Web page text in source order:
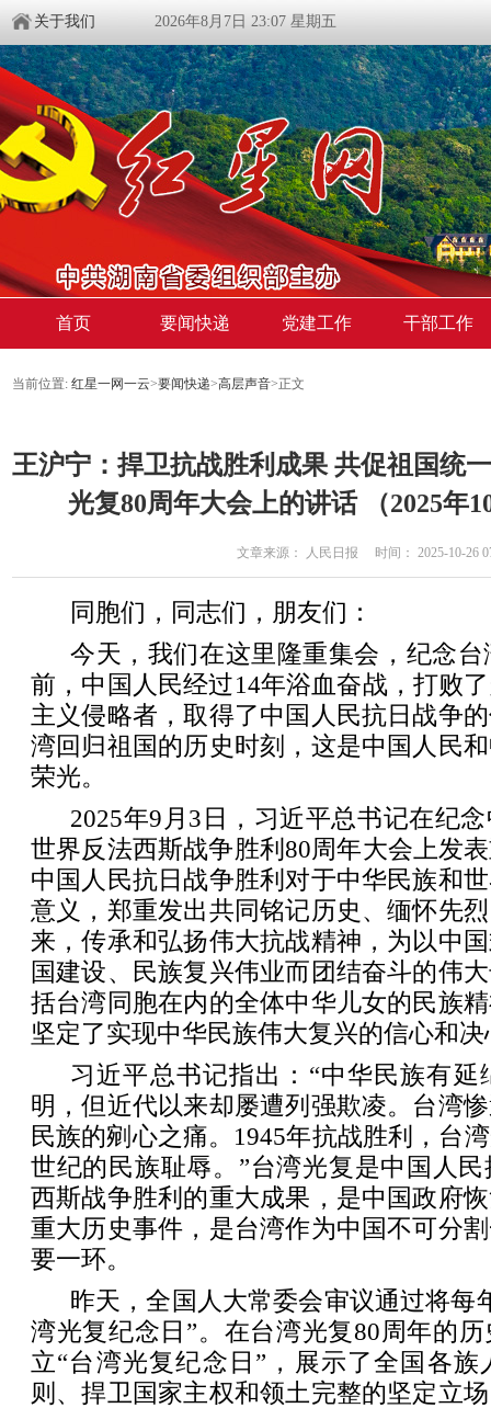
关于我们 2026年8月7日 23:07 星期五
首页 要闻快递 党建工作 干部工作
当前位置: 红星一网一云>要闻快递>高层声音>正文
王沪宁：捍卫抗战胜利成果 共促祖国
光复80周年大会上的讲话 （2025年
文章来源： 人民日报 时间： 2025-10-26
同胞们，同志们，朋友们：
今天，我们在这里隆重集会，纪念
前，中国人民经过14年浴血奋战，打败
主义侵略者，取得了中国人民抗日战争
湾回归祖国的历史时刻，这是中国人民
荣光。
2025年9月3日，习近平总书记在纪
世界反法西斯战争胜利80周年大会上发
中国人民抗日战争胜利对于中华民族和
意义，郑重发出共同铭记历史、缅怀先
来，传承和弘扬伟大抗战精神，为以中
国建设、民族复兴伟业而团结奋斗的伟
括台湾同胞在内的全体中华儿女的民族
坚定了实现中华民族伟大复兴的信心和决
习近平总书记指出：“中华民族有延
明，但近代以来却屡遭列强欺凌。台湾
民族的剜心之痛。1945年抗战胜利，台
世纪的民族耻辱。”台湾光复是中国人
西斯战争胜利的重大成果，是中国政府
重大历史事件，是台湾作为中国不可分
要一环。
昨天，全国人大常委会审议通过将每
湾光复纪念日”。在台湾光复80周年的
立“台湾光复纪念日”，展示了全国各
则、捍卫国家主权和领土完整的坚定立